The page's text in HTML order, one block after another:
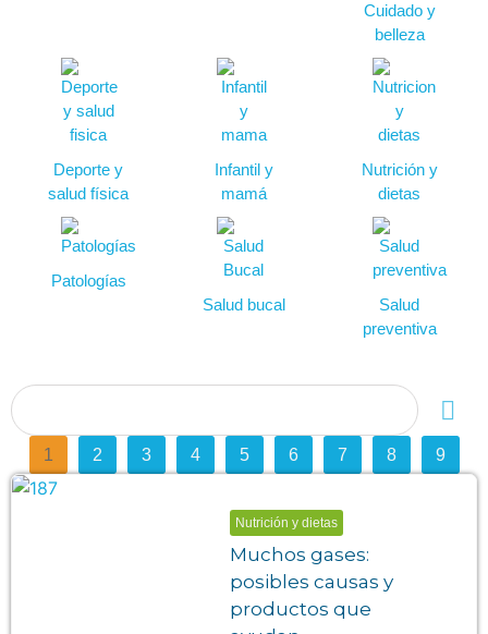
Cuidado y
belleza
Deporte y
salud física
Infantil y
mamá
Nutrición y
dietas
Patologías
Salud bucal
Salud
preventiva
1 2 3 4 5 6 7 8 9
Nutrición y dietas
Muchos gases:
posibles causas y
productos que